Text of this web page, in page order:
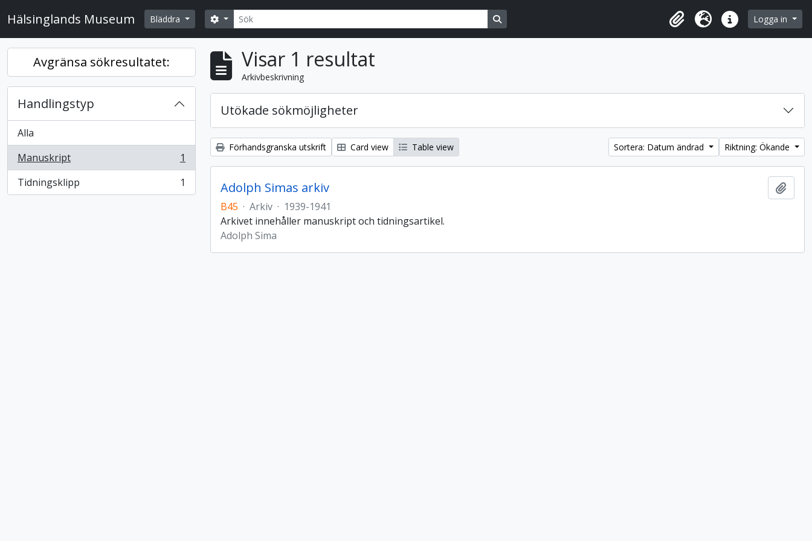
Hälsinglands Museum Bläddra SökSearch options Search in browse page
UrklippSpråk Snabblänkar
Logga in
Avgränsa sökresultatet:
Handlingstyp
Alla
Manuskript
, 1 resultat
1
Tidningsklipp
, 1 resultat 1
Visar 1 resultat
Arkivbeskrivning
Utökade sökmöjligheter
Förhandsgranska utskrift Card view Table view Sortera: Datum ändrad Riktning: Ökande
Adolph Simas arkiv
B45 · Arkiv · 1939-1941
Arkivet innehåller manuskript och tidningsartikel.
Adolph Sima